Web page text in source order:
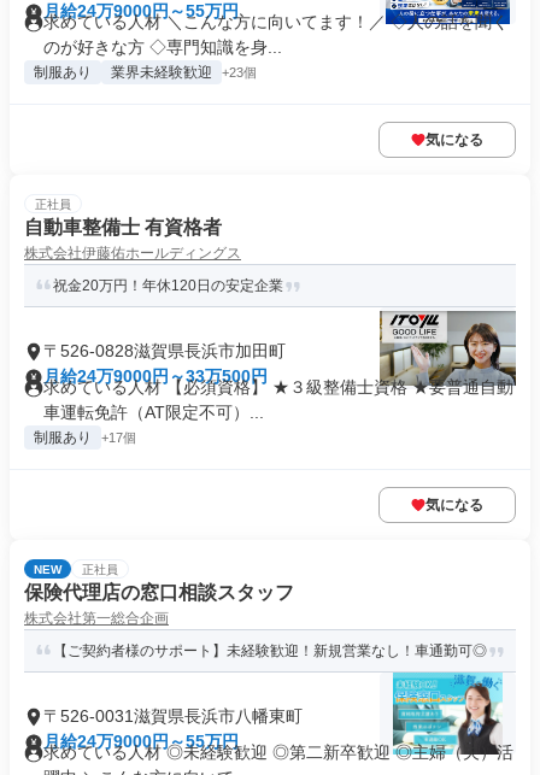
月給24万9000円～55万円
求めている人材 ＼こんな方に向いてます！／ ◇人の話を聞く
のが好きな方 ◇専門知識を身...
制服あり 業界未経験歓迎 +23個
気になる
正社員
自動車整備士 有資格者
株式会社伊藤佑ホールディングス
祝金20万円！年休120日の安定企業
〒526-0828滋賀県長浜市加田町
月給24万9000円～33万500円
求めている人材 【必須資格】 ★３級整備士資格 ★要普通自動
車運転免許（AT限定不可）...
制服あり +17個
気になる
NEW 正社員
保険代理店の窓口相談スタッフ
株式会社第一総合企画
【ご契約者様のサポート】未経験歓迎！新規営業なし！車通勤可◎
〒526-0031滋賀県長浜市八幡東町
月給24万9000円～55万円
求めている人材 ◎未経験歓迎 ◎第二新卒歓迎 ◎主婦（夫）活